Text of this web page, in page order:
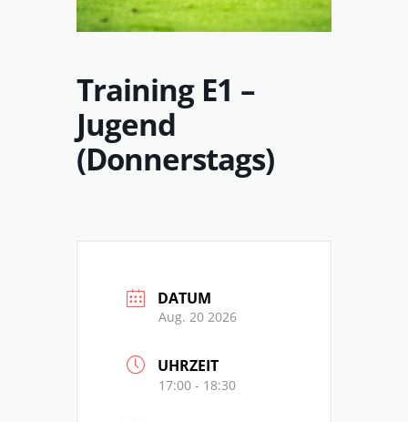
Training E1 –
Jugend
(Donnerstags)
DATUM
Aug. 20 2026
UHRZEIT
17:00 - 18:30